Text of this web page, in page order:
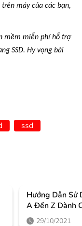
máy của các bạn,
mềm miễn phí hỗ trợ
SSD. Hy vọng bài
ssd
Hướng Dẫn Sử
A Đến Z Dành
Phần 1
29/10/2021